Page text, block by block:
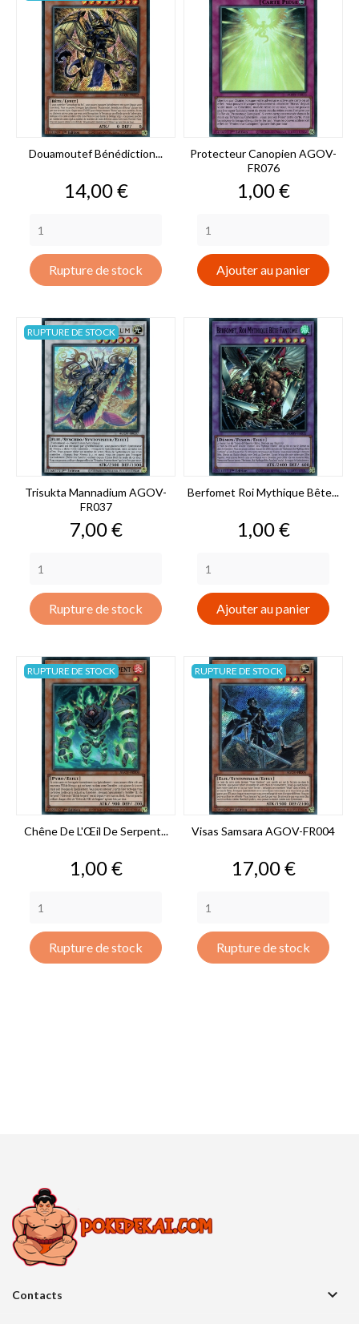
Douamoutef Bénédiction...
Prix
14,00 €
Rupture de stock
Protecteur Canopien AGOV-
FR076
Prix
1,00 €
Ajouter au panier
Trisukta Mannadium AGOV-
FR037
Prix
7,00 €
Rupture de stock
RUPTURE DE STOCK
Berfomet Roi Mythique Bête...
Prix
1,00 €
Ajouter au panier
Chêne De L'Œil De Serpent...
Prix
1,00 €
Rupture de stock
RUPTURE DE STOCK
Visas Samsara AGOV-FR004
Prix
17,00 €
Rupture de stock
RUPTURE DE STOCK
Contacts
